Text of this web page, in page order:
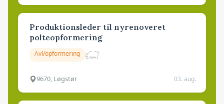
Produktionsleder til nyrenoveret
polteopformering
Avl/opformering
9670, Løgstør 03. aug.